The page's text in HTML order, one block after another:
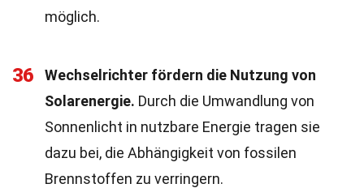
möglich.
36
Wechselrichter fördern die Nutzung von
Solarenergie. Durch die Umwandlung von
Sonnenlicht in nutzbare Energie tragen sie
dazu bei, die Abhängigkeit von fossilen
Brennstoffen zu verringern.